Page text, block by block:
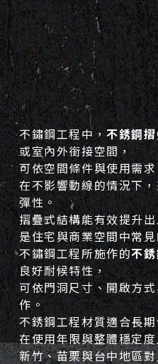
不鏽鋼工程中，不銹鋼摺
或室內外銜接空間，
可依空間條件與使用需求
在不影響動線的情況下
彈性。
摺疊式結構能有效提升
是住宅與商業空間中常
不鏽鋼工程所施作的不
良好耐候特性，
可依門洞尺寸、開啟方
作。
不銹鋼工程材質適合長
在使用年限與整體穩定度
新竹、苗栗與台中地區